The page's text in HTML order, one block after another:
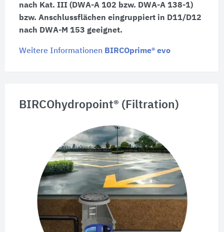
nach Kat. III (DWA-A 102 bzw. DWA-A 138-1)
bzw. Anschlussflächen eingruppiert in D11/D12
nach DWA-M 153 geeignet.
Weitere Informationen BIRCOprime® evo
BIRCOhydropoint® (Filtration)